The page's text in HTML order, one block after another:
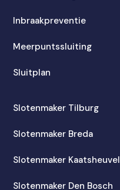
Inbraakpreventie
Meerpuntssluiting
Sluitplan
Slotenmaker Tilburg
Slotenmaker Breda
Slotenmaker Kaatsheuvel
Slotenmaker Den Bosch